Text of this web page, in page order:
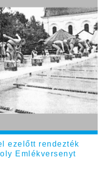
ezelőtt rendezték
Emlékversenyt